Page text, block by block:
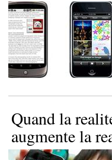
Quand la
augmente la